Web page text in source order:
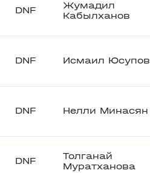
DNF
Жумадил
Кабылханов
DNF Исмаил Юсупов
DNF Нелли Минасян
DNF
Толганай
Муратханова